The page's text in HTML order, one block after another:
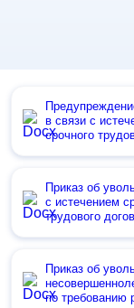
в связи с
срочного
Приказ об
с истечением
трудового
Приказ об
по требованию